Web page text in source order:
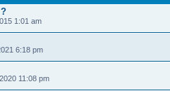
1:01 am
6:18 pm
11:08 pm